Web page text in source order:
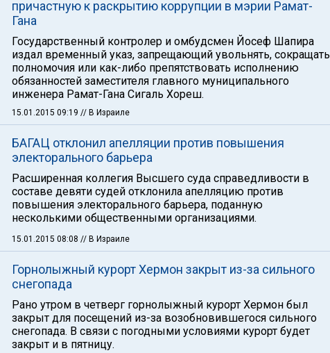
причастную к раскрытию коррупции в мэрии Рамат-
Гана
Государственный контролер и омбудсмен Йосеф Шапира
издал временный указ, запрещающий увольнять, сокращать
полномочия или как-либо препятствовать исполнению
обязанностей заместителя главного муниципального
инженера Рамат-Гана Сигаль Хореш.
15.01.2015 09:19 // В Израиле
БАГАЦ отклонил апелляции против повышения
электорального барьера
Расширенная коллегия Высшего суда справедливости в
составе девяти судей отклонила апелляцию против
повышения электорального барьера, поданную
несколькими общественными организациями.
15.01.2015 08:08 // В Израиле
Горнолыжный курорт Хермон закрыт из-за сильного
снегопада
Рано утром в четверг горнолыжный курорт Хермон был
закрыт для посещений из-за возобновившегося сильного
снегопада. В связи с погодными условиями курорт будет
закрыт и в пятницу.